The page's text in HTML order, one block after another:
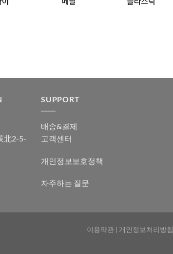
北2-5-
SUPPORT
배송&결제
고객센터
개인정보보호정책
자주하는 질문
이용약관 | 개인정보처리방침